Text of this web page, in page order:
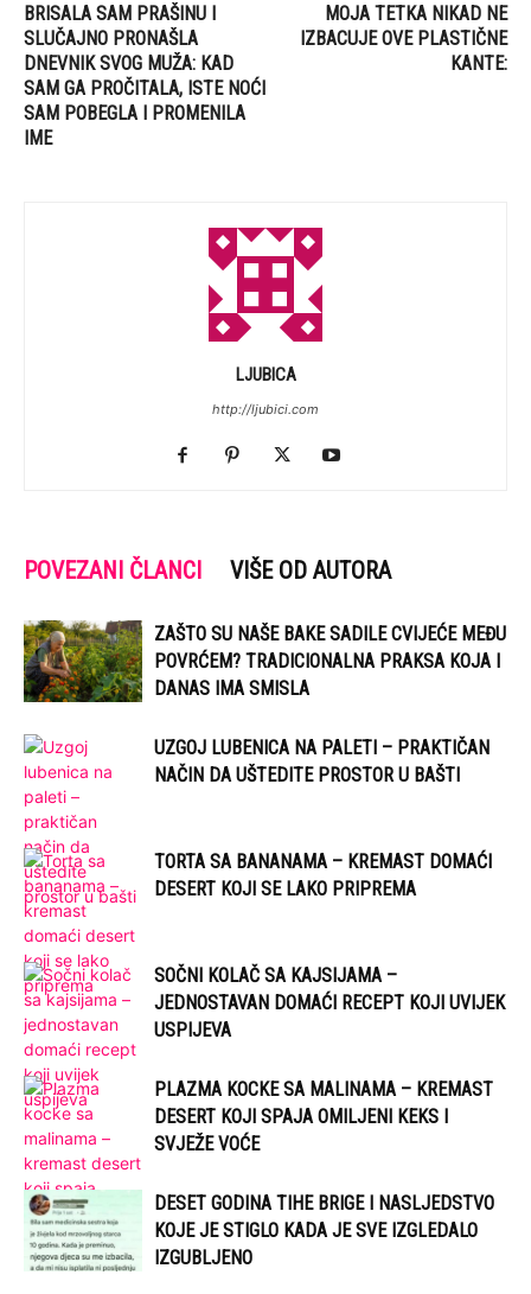
BRISALA SAM PRAŠINU I
SLUČAJNO PRONAŠLA
DNEVNIK SVOG MUŽA: KAD
SAM GA PROČITALA, ISTE NOĆI
SAM POBEGLA I PROMENILA
IME
MOJA TETKA NIKAD NE
IZBACUJE OVE PLASTIČNE
KANTE:
LJUBICA
http://ljubici.com
POVEZANI ČLANCI VIŠE OD AUTORA
ZAŠTO SU NAŠE BAKE SADILE CVIJEĆE MEĐU
POVRĆEM? TRADICIONALNA PRAKSA KOJA I
DANAS IMA SMISLA
UZGOJ LUBENICA NA PALETI – PRAKTIČAN
NAČIN DA UŠTEDITE PROSTOR U BAŠTI
TORTA SA BANANAMA – KREMAST DOMAĆI
DESERT KOJI SE LAKO PRIPREMA
SOČNI KOLAČ SA KAJSIJAMA –
JEDNOSTAVAN DOMAĆI RECEPT KOJI UVIJEK
USPIJEVA
PLAZMA KOCKE SA MALINAMA – KREMAST
DESERT KOJI SPAJA OMILJENI KEKS I
SVJEŽE VOĆE
DESET GODINA TIHE BRIGE I NASLJEDSTVO
KOJE JE STIGLO KADA JE SVE IZGLEDALO
IZGUBLJENO